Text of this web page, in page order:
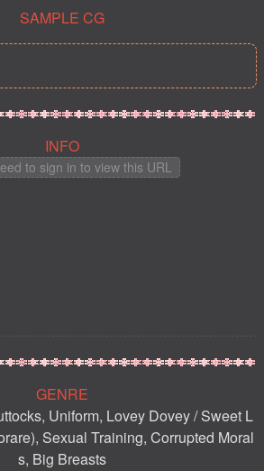
SAMPLE CG
INFO
to sign in to view this URL
GENRE
Uniform, Lovey Dovey / Sweet L
Sexual Training, Corrupted Moral
s, Big Breasts